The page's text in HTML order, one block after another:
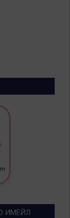
ИМЕЙЛ